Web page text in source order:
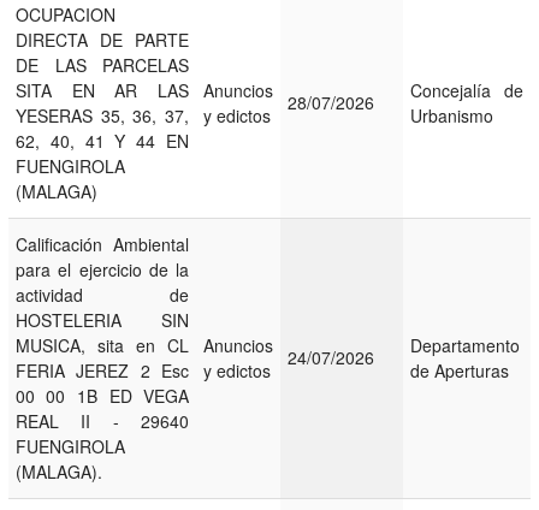
OCUPACION
DIRECTA DE PARTE
DE LAS PARCELAS
SITA EN AR LAS
YESERAS 35, 36, 37,
62, 40, 41 Y 44 EN
FUENGIROLA
(MALAGA)
Anuncios
y edictos
28/07/2026
Concejalía de
Urbanismo
Calificación Ambiental
para el ejercicio de la
actividad de
HOSTELERIA SIN
MUSICA, sita en CL
FERIA JEREZ 2 Esc
00 00 1B ED VEGA
REAL II - 29640
FUENGIROLA
(MALAGA).
Anuncios
y edictos
24/07/2026
Departamento
de Aperturas